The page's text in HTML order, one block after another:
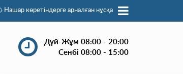
Нашар көретіндерге арналған нұсқа
Дүй-Жұм 08:00 - 20:00
Сенбі 08:00 - 15:00